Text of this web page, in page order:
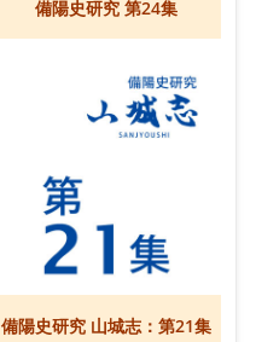
備陽史研究 第24集
備陽史研究 山城志：第21集